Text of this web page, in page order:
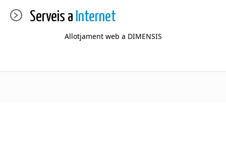
Serveis a Internet
Allotjament web a DIMENSIS